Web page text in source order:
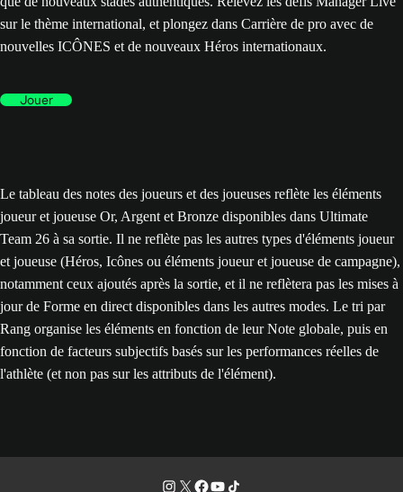
sur le thème international, et plongez dans Carrière de pro avec de
nouvelles ICÔNES et de nouveaux Héros internationaux.
Jouer
Le tableau des notes des joueurs et des joueuses reflète les éléments
joueur et joueuse Or, Argent et Bronze disponibles dans Ultimate
Team 26 à sa sortie. Il ne reflète pas les autres types d'éléments joueur
et joueuse (Héros, Icônes ou éléments joueur et joueuse de campagne),
notamment ceux ajoutés après la sortie, et il ne reflètera pas les mises à
jour de Forme en direct disponibles dans les autres modes. Le tri par
Rang organise les éléments en fonction de leur Note globale, puis en
fonction de facteurs subjectifs basés sur les performances réelles de
l'athlète (et non pas sur les attributs de l'élément).